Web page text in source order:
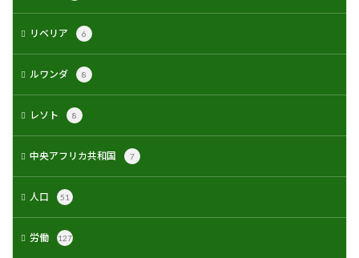
リベリア 6
ルワンダ 8
レソト 8
中央アフリカ共和国 7
人口 51
労働 127